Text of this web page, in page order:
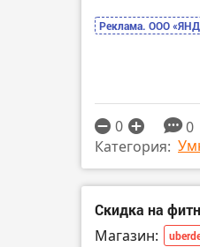
Реклама. ООО
0
0
Категория:
Скидка на
Магазин: